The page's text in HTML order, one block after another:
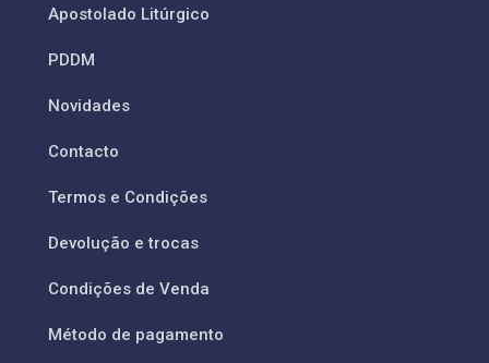
Apostolado Litúrgico
PDDM
Novidades
Contacto
Termos e Condições
Devolução e trocas
Condições de Venda
Método de pagamento